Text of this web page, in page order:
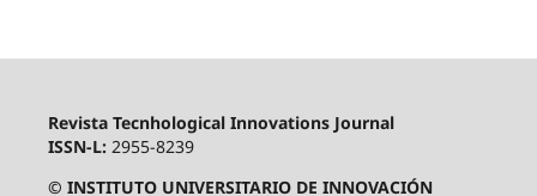
Revista Tecnhological Innovations Journal
ISSN-L: 2955-8239
© INSTITUTO UNIVERSITARIO DE INNOVACIÓN